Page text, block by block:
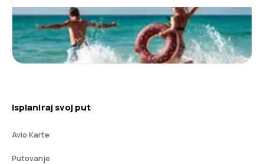
Isplaniraj svoj put
Avio Karte
Putovanje